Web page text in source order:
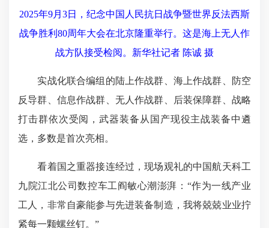
2025年9月3日，纪念中国人民抗日战争暨世界反法西斯
战争胜利80周年大会在北京隆重举行。这是海上无人作
战方队接受检阅。新华社记者 陈诚 摄
实战化联合编组的陆上作战群、海上作战群、防空
反导群、信息作战群、无人作战群、后装保障群、战略
打击群依次受阅，武器装备从国产现役主战装备中遴
选，多数是首次亮相。
看着国之重器接连经过，现场观礼的中国航天科工
九院江北公司数控车工阎敏心潮澎湃：“作为一线产业
工人，非常自豪能参与先进装备制造，我将兢兢业业拧
紧每一颗螺丝钉。”